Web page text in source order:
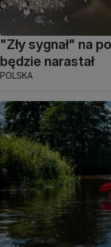
"Zły sygnał" na
będzie narastał
POLSKA